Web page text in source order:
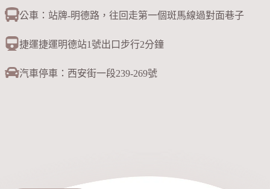
公車：站牌-明德路，往回走第一個斑馬線過對面巷子
捷運捷運明德站1號出口步行2分鐘
汽車停車：西安街一段239-269號